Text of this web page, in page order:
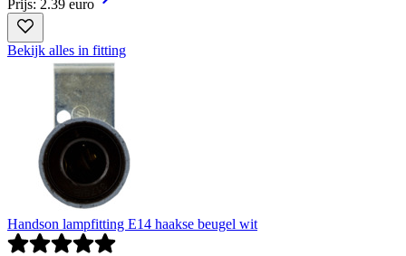
Prijs: 2.39 euro
Bekijk alles in fitting
Handson lampfitting E14 haakse beugel wit